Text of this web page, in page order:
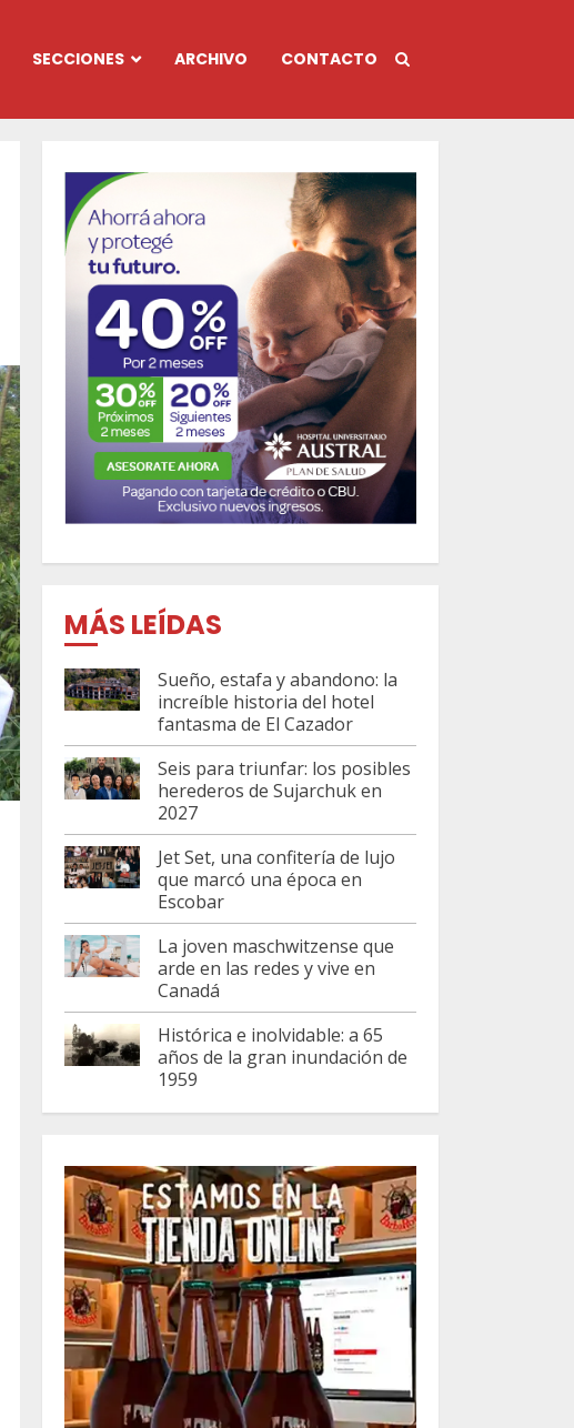
SECCIONES ARCHIVO CONTACTO
MÁS LEÍDAS
Sueño, estafa y abandono: la
increíble historia del hotel
fantasma de El Cazador
Seis para triunfar: los posibles
herederos de Sujarchuk en
2027
Jet Set, una confitería de lujo
que marcó una época en
Escobar
La joven maschwitzense que
arde en las redes y vive en
Canadá
Histórica e inolvidable: a 65
años de la gran inundación de
1959